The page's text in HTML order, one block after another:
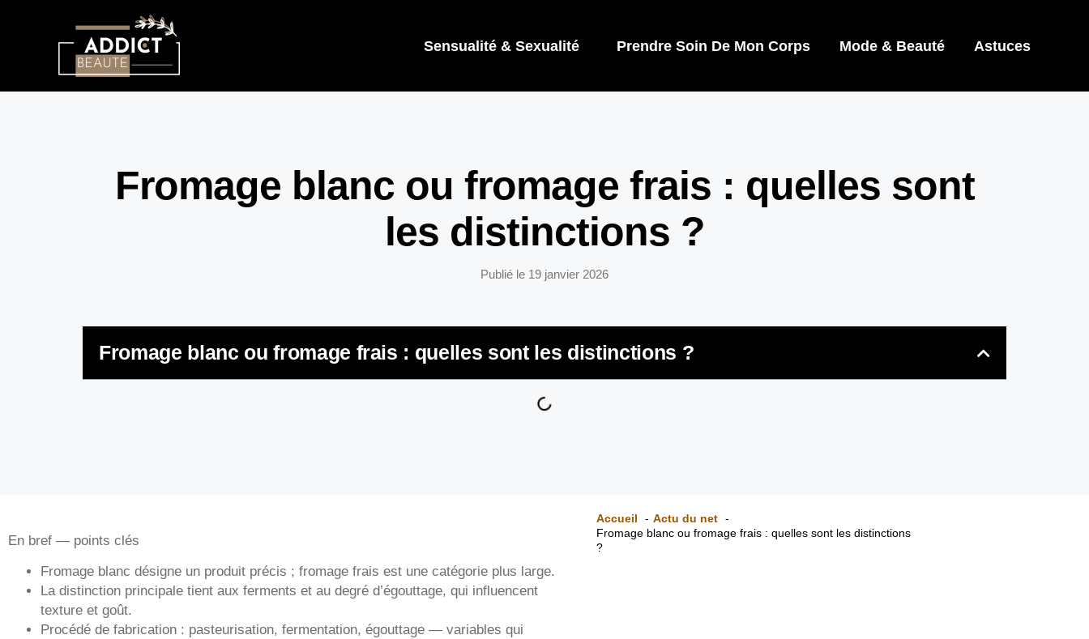
Sensualité & Sexualité Prendre Soin De Mon Corps Mode & Beauté Astuces
Fromage blanc ou fromage frais : quelles sont
les distinctions ?
Publié le 19 janvier 2026
Fromage blanc ou fromage frais : quelles sont les distinctions ?
En bref — points clés
Fromage blanc désigne un produit précis ; fromage frais est une catégorie plus large.
La distinction principale tient aux ferments et au degré d’égouttage, qui influencent
texture et goût.
Procédé de fabrication : pasteurisation, fermentation, égouttage — variables qui
Accueil
Actu du net
Fromage blanc ou fromage frais : quelles sont les distinctions
?